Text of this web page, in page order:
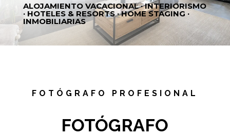
ALOJAMIENTO VACACIONAL · INTERIORISMO
· HOTELES & RESORTS · HOME STAGING ·
INMOBILIARIAS
FOTÓGRAFO PROFESIONAL
FOTÓGRAFO